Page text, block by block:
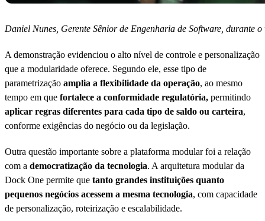
Daniel Nunes, Gerente Sênior de Engenharia de Software, durante
A demonstração evidenciou o alto nível de controle e personalização
que a modularidade oferece. Segundo ele, esse tipo de
parametrização amplia a flexibilidade da operação, ao mesmo
tempo em que fortalece a conformidade regulatória, permitindo
aplicar regras diferentes para cada tipo de saldo ou carteira,
conforme exigências do negócio ou da legislação.
Outra questão importante sobre a plataforma modular foi a relação
com a democratização da tecnologia. A arquitetura modular da
Dock One permite que tanto grandes instituições quanto
pequenos negócios acessem a mesma tecnologia, com capacidade
de personalização, roteirização e escalabilidade.